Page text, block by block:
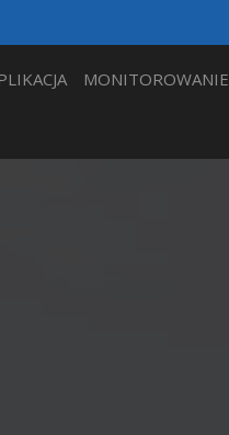
MONITOROWANIE